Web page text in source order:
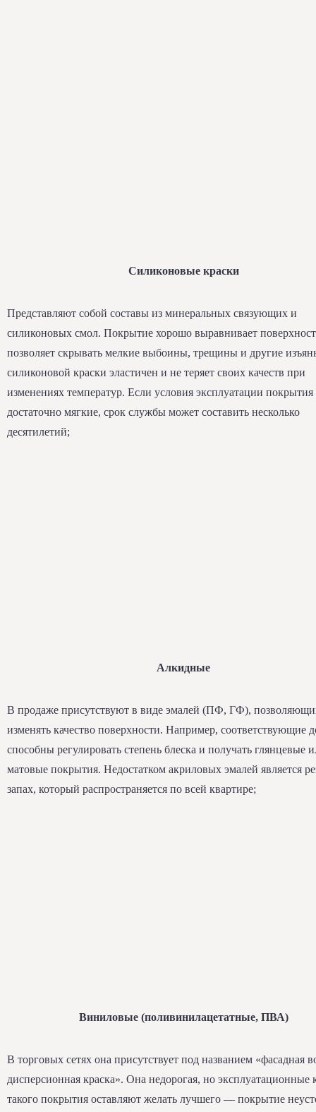
Силиконовые краски
Представляют собой составы из минеральных связующих и
силиконовых смол. Покрытие хорошо выравнивает
позволяет скрывать мелкие выбоины, трещины и другие
силиконовой краски эластичен и не теряет своих качеств при
изменениях температур. Если условия эксплуатации покрытия
достаточно мягкие, срок службы может составить несколько
десятилетий;
Алкидные
В продаже присутствуют в виде эмалей (ПФ, ГФ),
изменять качество поверхности. Например, соответствующие
способны регулировать степень блеска и получать глянцевые
матовые покрытия. Недостатком акриловых эмалей является
запах, который распространяется по всей квартире;
Виниловые (поливинилацетатные, ПВА)
В торговых сетях она присутствует под названием «фасадная
дисперсионная краска». Она недорогая, но эксплуатационные
такого покрытия оставляют желать лучшего — покрытие